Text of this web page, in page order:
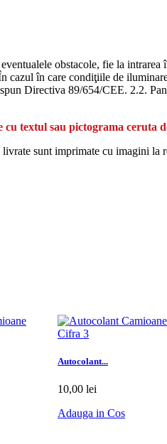
obstacole, fie la
în care condiţiile de
Directiva 89/654/CEE. 2.2.
textul sau pictograma ceruta
sunt imprimate cu imagini la
Autocolant...
10,00 lei
Adauga in Cos